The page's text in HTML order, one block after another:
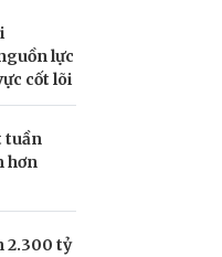
lực
cốt lõi
tuần
hơn
2.300 tỷ